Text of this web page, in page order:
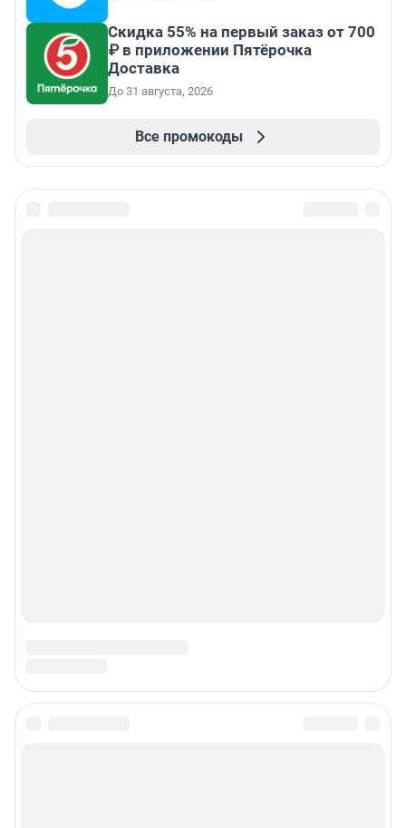
Скидка 55% на первый заказ от 700
₽ в приложении Пятёрочка
Доставка
До 31 августа, 2026
Все промокоды